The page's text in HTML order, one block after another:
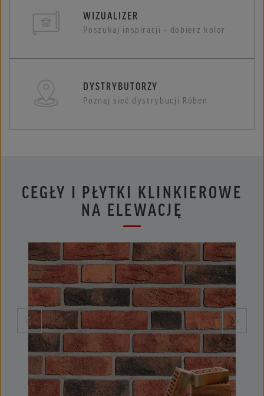
WIZUALIZER
Poszukaj inspiracji - dobierz kolor
DYSTRYBUTORZY
Poznaj sieć dystrybucji Röben
CEGŁY I PŁYTKI KLINKIEROWE
NA ELEWACJĘ